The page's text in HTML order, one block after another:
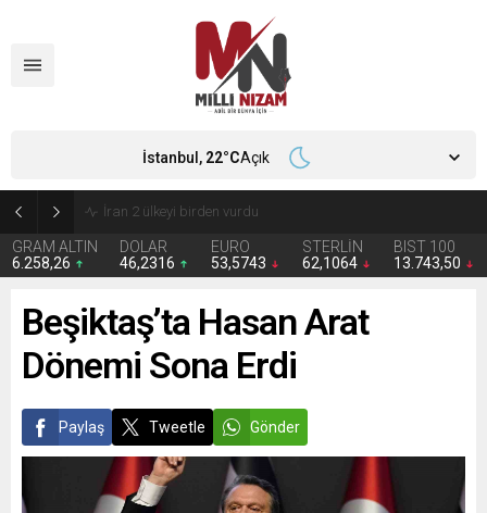
İran 2 ülkeyi birden vurdu
GRAM ALTIN
6.258,26
DOLAR
46,2316
EURO
53,5743
STERLİN
62,1064
BIST 100
13.743,50
İstanbul, 22°CAçık
Beşiktaş’ta Hasan Arat
Dönemi Sona Erdi
Paylaş Tweetle Gönder